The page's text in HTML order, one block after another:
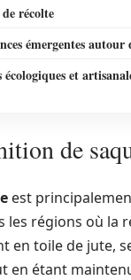
récolte
émergentes autour
et
de
est
les régions où la
en toile de jute,
en étant